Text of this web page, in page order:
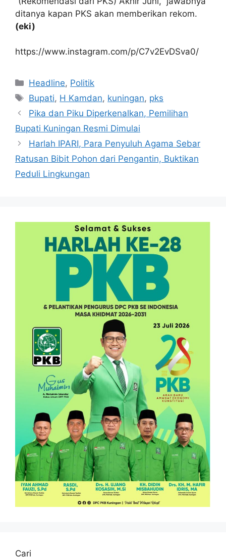
ditanya kapan PKS akan memberikan rekom.
(eki)
https://www.instagram.com/p/C7v2EvDSva0/
Kategori
Headline, Politik
Tag
Bupati, H Kamdan, kuningan, pks
Pika dan Piku Diperkenalkan, Pemilihan
Bupati Kuningan Resmi Dimulai
Harlah IPARI, Para Penyuluh Agama Sebar
Ratusan Bibit Pohon dari Pengantin, Buktikan
Peduli Lingkungan
Cari